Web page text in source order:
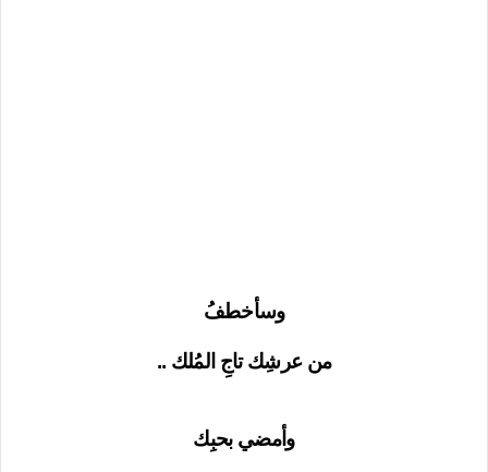
وسأخطفُ
من عرشِك تاجِ المُلك ..
وأمضي بحبِك